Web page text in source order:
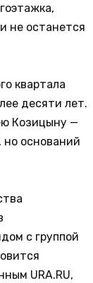
не останется
квартала
десяти лет.
Козицыну —
но оснований
с группой
URA.RU,